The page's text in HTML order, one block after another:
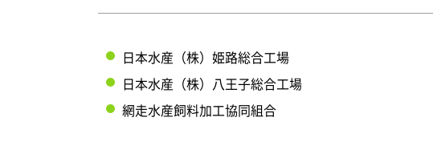
日本水産（株）姫路総合工場
日本水産（株）八王子総合工場
網走水産飼料加工協同組合